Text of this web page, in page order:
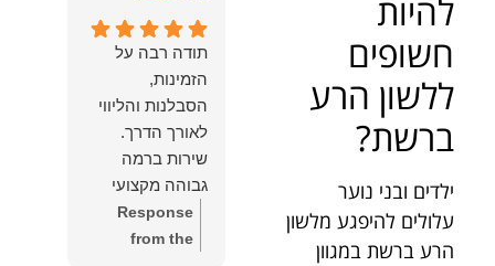
להיות
חשופים
ללשון הרע
ברשת?
ילדים ובני נוער
עלולים להיפגע מלשון
הרע ברשת במגוון
הצלחה, ברכה
ובשורות טובות.
שמעון האן
משרד עורכי דין
ונוטריון
התהליך.
המקצועיות,
הסבלנות,
היסודיות
והאכפתיות שלו
בלטו מהרגע
הראשון. הרגשתי
שיש לי על מי
לסמוך, ואני
ולשירותך בכל
עת גם בהמשך.
שמעון האן
משרד עורכי דין
ונוטריון
תודה רבה על
הזמינות,
הסבלנות והליווי
שירות ברמה
גבוהה מקצועי
ואמין.
Response
from the